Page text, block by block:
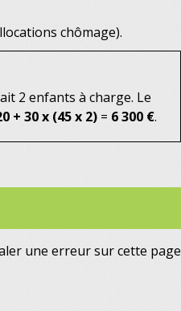
chômage).
2 enfants à charge. Le
+ 30 x (45 x 2)= 6 300 €.
une erreur sur cette page